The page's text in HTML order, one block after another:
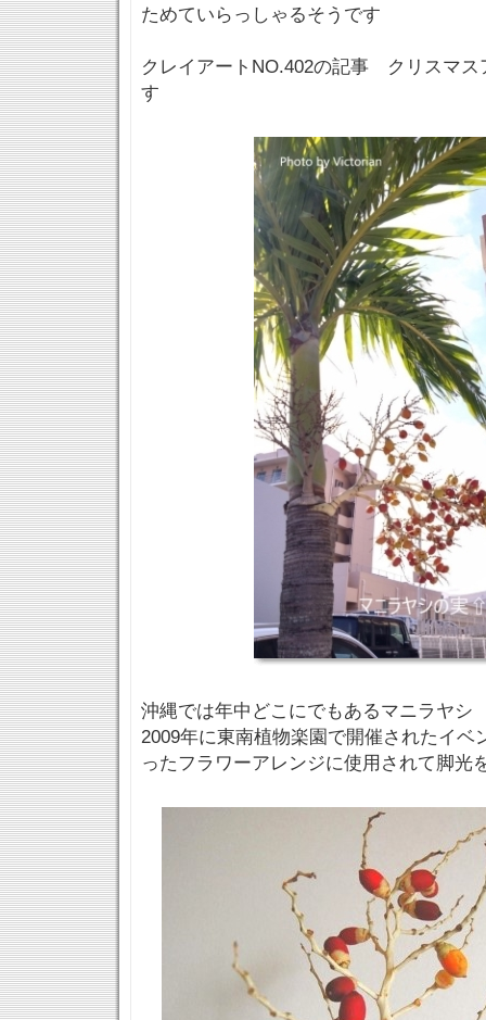
ためていらっしゃるそうです
クレイアートNO.402の記事 クリスマス
す
沖縄では年中どこにでもあるマニラヤシ
2009年に東南植物楽園で開催されたイベ
ったフラワーアレンジに使用されて脚光